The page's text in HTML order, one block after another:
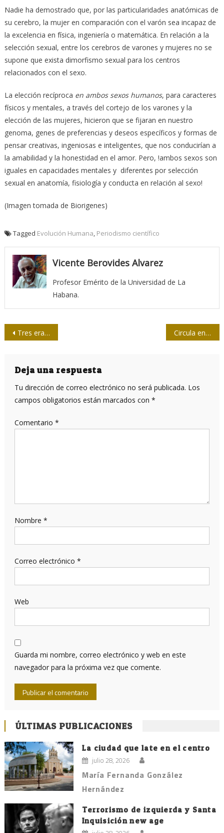
Nadie ha demostrado que, por las particularidades anatómicas de
su cerebro, la mujer en comparación con el varón sea incapaz de
la excelencia en física, ingeniería o matemática. En relación a la
selección sexual, entre los cerebros de varones y mujeres no se
supone que exista dimorfismo sexual para los centros
relacionados con el sexo.
La elección recíproca en ambos sexos humanos, para caracteres
físicos y mentales, a través del cortejo de los varones y la
elección de las mujeres, hicieron que se fijaran en nuestro
genoma, genes de preferencias y deseos específicos y formas de
pensar creativas, ingeniosas e inteligentes, que nos conducirían a
la amabilidad y la honestidad en el amor. Pero, !ambos sexos son
iguales en capacidades mentales y diferentes por selección
sexual en anatomía, fisiología y conducta en relación al sexo!
(Imagen tomada de Biorigenes)
Tagged Evolución Humana Periodismo científico
Vicente Berovides Alvarez
Profesor Emérito de la Universidad de La
Habana.
Navegación
entradas
Tres eran tres Circula en Indonesia una mutación más contagiosa del coronavirus, aunque no más letal
Deja una respuesta
Tu dirección de correo electrónico no será publicada. Los
campos obligatorios están marcados con *
Comentario *
Nombre *
Correo electrónico *
Web
Guarda mi nombre, correo electrónico y web en este
navegador para la próxima vez que comente.
ÚLTIMAS PUBLICACIONES
La ciudad que late en el centro
julio 28, 2026
María Fernanda González
Hernández
Terrorismo de izquierda y Santa
Inquisición new age